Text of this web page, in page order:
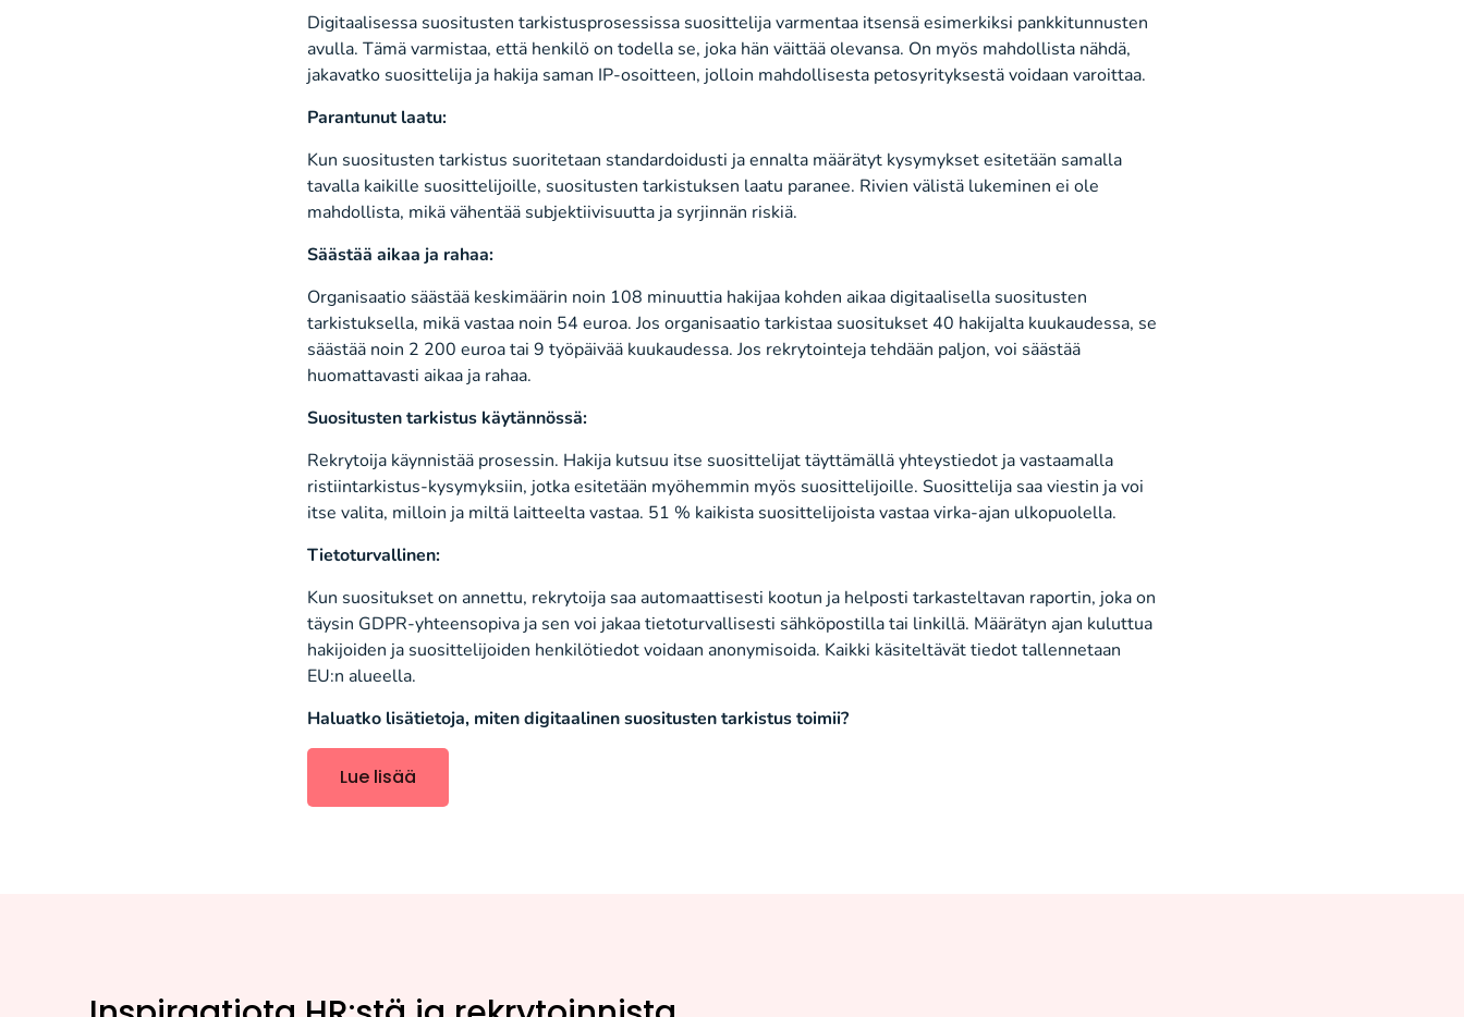
Digitaalisessa suositusten tarkistusprosessissa suosittelija varmentaa itsensä esimerkiksi pankkitunnusten
avulla. Tämä varmistaa, että henkilö on todella se, joka hän väittää olevansa. On myös mahdollista nähdä,
jakavatko suosittelija ja hakija saman IP-osoitteen, jolloin mahdollisesta petosyrityksestä voidaan varoittaa.
Parantunut laatu:
Kun suositusten tarkistus suoritetaan standardoidusti ja ennalta määrätyt kysymykset esitetään samalla
tavalla kaikille suosittelijoille, suositusten tarkistuksen laatu paranee. Rivien välistä lukeminen ei ole
mahdollista, mikä vähentää subjektiivisuutta ja syrjinnän riskiä.
Säästää aikaa ja rahaa:
Organisaatio säästää keskimäärin noin 108 minuuttia hakijaa kohden aikaa digitaalisella suositusten
tarkistuksella, mikä vastaa noin 54 euroa. Jos organisaatio tarkistaa suositukset 40 hakijalta kuukaudessa, se
säästää noin 2 200 euroa tai 9 työpäivää kuukaudessa. Jos rekrytointeja tehdään paljon, voi säästää
huomattavasti aikaa ja rahaa.
Suositusten tarkistus käytännössä:
Rekrytoija käynnistää prosessin. Hakija kutsuu itse suosittelijat täyttämällä yhteystiedot ja vastaamalla
ristiintarkistus-kysymyksiin, jotka esitetään myöhemmin myös suosittelijoille. Suosittelija saa viestin ja voi
itse valita, milloin ja miltä laitteelta vastaa. 51 % kaikista suosittelijoista vastaa virka-ajan ulkopuolella.
Tietoturvallinen:
Kun suositukset on annettu, rekrytoija saa automaattisesti kootun ja helposti tarkasteltavan raportin, joka on
täysin GDPR-yhteensopiva ja sen voi jakaa tietoturvallisesti sähköpostilla tai linkillä. Määrätyn ajan kuluttua
hakijoiden ja suosittelijoiden henkilötiedot voidaan anonymisoida. Kaikki käsiteltävät tiedot tallennetaan
EU:n alueella.
Haluatko lisätietoja, miten digitaalinen suositusten tarkistus toimii?
Lue lisää